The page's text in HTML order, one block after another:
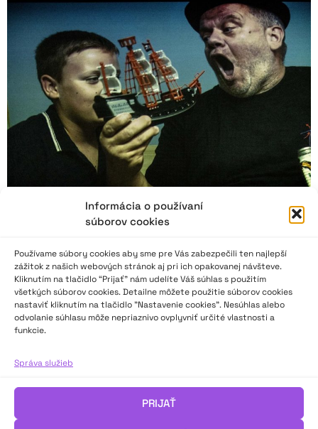
Informácia o používaní
súborov cookies
Používame súbory cookies aby sme pre Vás zabezpečili ten najlepší
zážitok z našich webových stránok aj pri ich opakovanej návšteve.
Kliknutím na tlačidlo “Prijať” nám udelíte Váš súhlas s použitím
všetkých súborov cookies. Detailne môžete použitie súborov cookies
nastaviť kliknutím na tlačidlo "Nastavenie cookies". Nesúhlas alebo
odvolanie súhlasu môže nepriaznivo ovplyvniť určité vlastnosti a
funkcie.
Správa služieb
PRIJAŤ
Magický seminár Píšeš? Píšem! v Kovačici
14. ročník seminára Píšeš? Píšem! v Kovačici je za dverami.
Štefan Jurča sa seminára zúčastnil po dvadsiatich rokoch. Aký
Pôtoň, a aký v roku 2024, keď bol spolulektorom a blogerom
Marianna Ibrahimi sa zúčastnila na seminári v roku 2023 a